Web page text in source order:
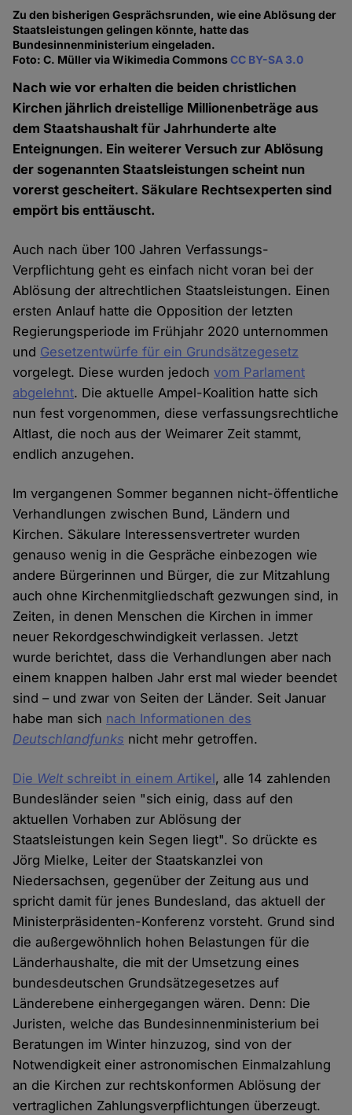
Zu den bisherigen Gesprächsrunden, wie eine Ablösung der
Staatsleistungen gelingen könnte, hatte das
Bundesinnenministerium eingeladen.
Foto: C. Müller via Wikimedia CommonsCC BY-SA 3.0
Nach wie vor erhalten die beiden christlichen
Kirchen jährlich dreistellige Millionenbeträge aus
dem Staatshaushalt für Jahrhunderte alte
Enteignungen. Ein weiterer Versuch zur Ablösung
der sogenannten Staatsleistungen scheint nun
vorerst gescheitert. Säkulare Rechtsexperten sind
empört bis enttäuscht.
Auch nach über 100 Jahren Verfassungs-
Verpflichtung geht es einfach nicht voran bei der
Ablösung der altrechtlichen Staatsleistungen. Einen
ersten Anlauf hatte die Opposition der letzten
Regierungsperiode im Frühjahr 2020 unternommen
und Gesetzentwürfe für ein Grundsätzegesetz
vorgelegt. Diese wurden jedochvom Parlament
abgelehnt. Die aktuelle Ampel-Koalition hatte sich
nun fest vorgenommen, diese verfassungsrechtliche
Altlast, die noch aus der Weimarer Zeit stammt,
endlich anzugehen.
Im vergangenen Sommer begannen nicht-öffentliche
Verhandlungen zwischen Bund, Ländern und
Kirchen. Säkulare Interessensvertreter wurden
genauso wenig in die Gespräche einbezogen wie
andere Bürgerinnen und Bürger, die zur Mitzahlung
auch ohne Kirchenmitgliedschaft gezwungen sind, in
Zeiten, in denen Menschen die Kirchen in immer
neuer Rekordgeschwindigkeit verlassen. Jetzt
wurde berichtet, dass die Verhandlungen aber nach
einem knappen halben Jahr erst mal wieder beendet
sind – und zwar von Seiten der Länder. Seit Januar
habe man sich nach Informationen des
Deutschlandfunks nicht mehr getroffen.
Die Weltschreibt in einem Artikel, alle 14 zahlenden
Bundesländer seien "sich einig, dass auf den
aktuellen Vorhaben zur Ablösung der
Staatsleistungen kein Segen liegt". So drückte es
Jörg Mielke, Leiter der Staatskanzlei von
Niedersachsen, gegenüber der Zeitung aus und
spricht damit für jenes Bundesland, das aktuell der
Ministerpräsidenten-Konferenz vorsteht. Grund sind
die außergewöhnlich hohen Belastungen für die
Länderhaushalte, die mit der Umsetzung eines
bundesdeutschen Grundsätzegesetzes auf
Länderebene einhergegangen wären. Denn: Die
Juristen, welche das Bundesinnenministerium bei
Beratungen im Winter hinzuzog, sind von der
Notwendigkeit einer astronomischen Einmalzahlung
an die Kirchen zur rechtskonformen Ablösung der
vertraglichen Zahlungsverpflichtungen überzeugt.